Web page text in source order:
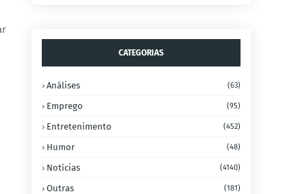
CATEGORIAS
Análises (63)
Emprego (95)
Entretenimento (452)
Humor (48)
Notícias (4140)
Outras (181)